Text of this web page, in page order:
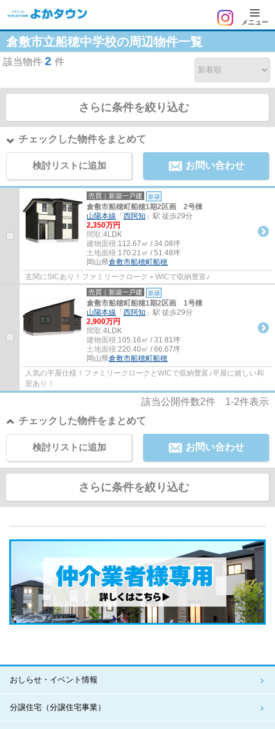
メニュー
倉敷市立船穂中学校の周辺物件一覧
該当物件 2 件
さらに条件を絞り込む
チェックした物件をまとめて
検討リストに追加 お問い合わせ
売買｜新築一戸建 新築
倉敷市船穂町船穂1期2区画 2号棟
山陽本線 「 西阿知 」駅 徒歩29分
2,350万円
間取:4LDK
建物面積:112.67㎡ / 34.08坪
土地面積:170.21㎡ / 51.48坪
岡山県倉敷市船穂町船穂
玄関にSICあり！ファミリークローク＋WICで収納豊富♪
売買｜新築一戸建 新築
倉敷市船穂町船穂1期2区画 1号棟
山陽本線 「 西阿知 」駅 徒歩29分
2,900万円
間取:4LDK
建物面積:105.16㎡ / 31.81坪
土地面積:220.40㎡ / 66.67坪
岡山県倉敷市船穂町船穂
人気の平屋仕様！ファミリークロークとWICで収納豊富♪平屋に嬉しい和
室あり！
該当公開件数2件 1-2件表示
チェックした物件をまとめて
お問い合わせ
検討リストに追加
さらに条件を絞り込む
おしらせ・イベント情報
分譲住宅（分譲住宅事業）